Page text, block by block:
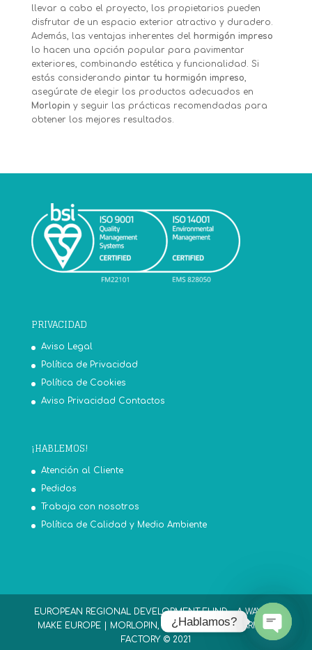
llevar a cabo el proyecto, los propietarios pueden
disfrutar de un espacio exterior atractivo y duradero.
Además, las ventajas inherentes del hormigón impreso
lo hacen una opción popular para pavimentar
exteriores, combinando estética y funcionalidad. Si
estás considerando pintar tu hormigón impreso
asegúrate de elegir los productos adecuados en
Morlopin y seguir las prácticas recomendadas para
obtener los mejores resultados.
PRIVACIDAD
Aviso Legal
Política de Privacidad
Política de Cookies
Aviso Privacidad Contactos
¡HABLEMOS!
Atención al Cliente
Pedidos
Trabaja con nosotros
Política de Calidad y Medio Ambiente
EUROPEAN REGIONAL DEVELOPMENT FUND - A WAY TO
MAKE EUROPE | MORLOPIN, S.L.U. PAINT AND VARNISH
FACTORY © 2021
¿Hablamos?